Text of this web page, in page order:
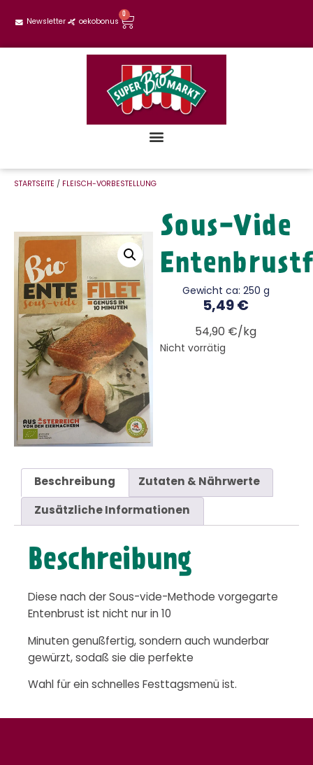
Newsletter oekobonus
0
STARTSEITE / FLEISCH-VORBESTELLUNG
Sous-Vide
Gewicht ca: 250 g
5,49 €
54,90 €/kg
Nicht vorrätig
Beschreibung Zutaten & Nährwerte
Zusätzliche Informationen
Beschreibung
Diese nach der Sous-vide-Methode vorgegarte
Entenbrust ist nicht nur in 10
Minuten genußfertig, sondern auch wunderbar
gewürzt, sodaß sie die perfekte
Wahl für ein schnelles Festtagsmenü ist.